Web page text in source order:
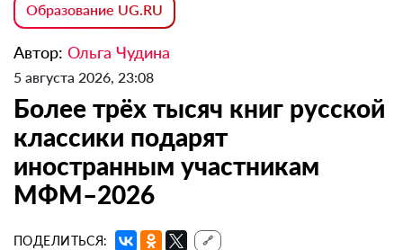
Образование UG.RU
Автор: Ольга Чудина
5 августа 2026, 23:08
Более трёх тысяч книг русской
классики подарят
иностранным участникам
МФМ–2026
ПОДЕЛИТЬСЯ: 🔗